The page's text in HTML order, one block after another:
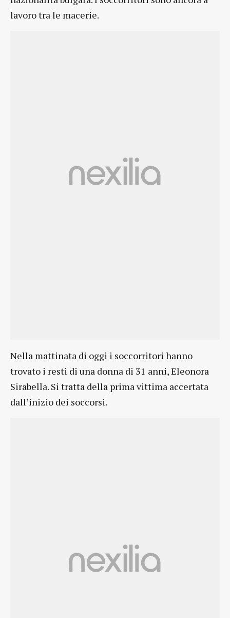
lavoro tra le macerie.
Nella mattinata di oggi i soccorritori hanno
trovato i resti di una donna di 31 anni, Eleonora
Sirabella. Si tratta della prima vittima accertata
dall’inizio dei soccorsi.